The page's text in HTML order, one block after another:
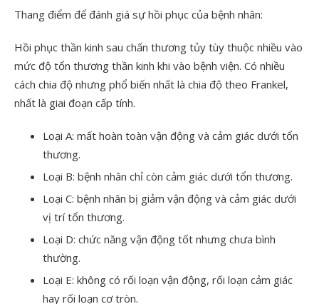
Thang điểm để đánh giá sự hồi phục của bệnh nhân:
Hồi phục thần kinh sau chấn thương tủy tùy thuộc nhiều vào
mức độ tổn thương thần kinh khi vào bệnh viện. Có nhiều
cách chia độ nhưng phổ biến nhất là chia độ theo Frankel,
nhất là giai đoạn cấp tính.
Loại A: mất hoàn toàn vận động và cảm giác dưới tổn
thương.
Loại B: bệnh nhân chỉ còn cảm giác dưới tổn thương.
Loại C: bệnh nhân bị giảm vận động và cảm giác dưới
vị trí tổn thương.
Loại D: chức năng vận động tốt nhưng chưa bình
thường.
Loại E: không có rối loạn vận động, rối loạn cảm giác
hay rối loạn cơ tròn.